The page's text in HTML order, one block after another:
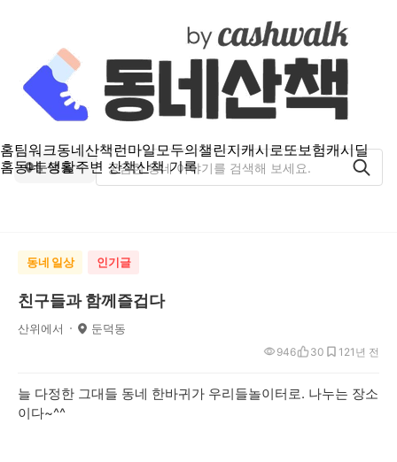
홈팀워크동네산책런마일모두의챌린지캐시로또보험캐시딜
홈동네 생활주변 산책산책 기록
둔덕동
동네 일상 인기글
친구들과 함께즐겁다
산위에서 둔덕동
1년 전
946 30 12
늘 다정한 그대들 동네 한바귀가 우리들놀이터로. 나누는 장소
이다~^^